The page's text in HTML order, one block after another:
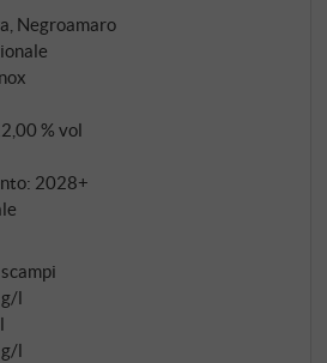
è fresco e salino, con una
Non solo per le lunghe serate
Negroamaro
% vol
2028+
l
l